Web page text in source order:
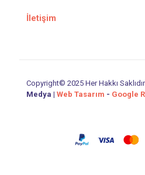
İletişim
Copyright© 2025 Her Hakkı
Medya | Web Tasarım - Google